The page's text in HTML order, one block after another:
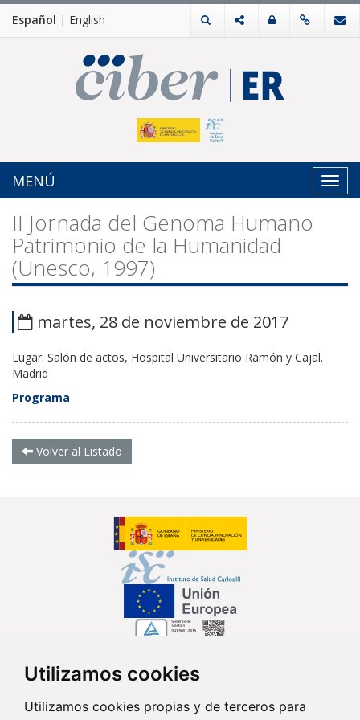
Utilizamos cookies
Utilizamos cookies propias y de terceros para
Español | English
MENÚ
II Jornada del Genoma Humano
Patrimonio de la Humanidad
(Unesco, 1997)
martes, 28 de noviembre de 2017
Lugar: Salón de actos, Hospital Universitario Ramón y Cajal.
Madrid
Programa
Volver al Listado
Síguenos en...